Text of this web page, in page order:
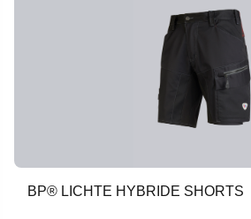
BP® LICHTE HYBRIDE SHORTS